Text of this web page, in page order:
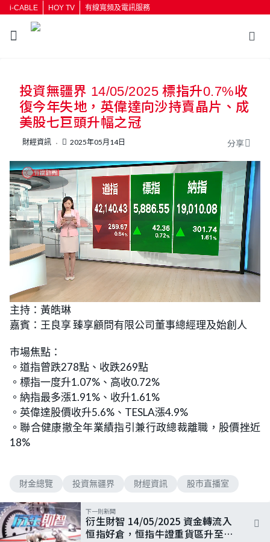
i-CABLE HOY TV 有線寬頻及電訊服務
按輸入鍵開始搜尋
投資無疆界 14/05/2025 標指升0.7%收
復今年失地，英偉達向沙持賣晶片、成
美股七巨頭升幅之冠
財經資訊 2025年05月14日 分享
U
n
m
u
t
e
o
e
d
8
%
主持：黃皓琳
嘉賓：王良享 臻享顧問有限公司董事總經理及始創人
市場焦點：
。道指曾跌278點、收跌269點
。標指一度升1.07%、高收0.72%
。納指最多漲1.91%、收升1.61%
。英偉達股價收升5.6%、TESLA漲4.9%
。聯合健康撤全年業績指引兼行政總裁離職，股價挫近
18%
財金總覽 投資無疆界 財經資訊 股市直播室
下一則新聞
衍生財智 14/05/2025 資金轉流入
恒指好倉，恒指牛證重貨區升至